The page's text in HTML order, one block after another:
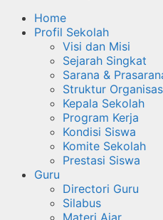
Home
Profil Sekolah
Visi dan Misi
Sejarah Singkat
Sarana &
Struktur
Kepala Sekolah
Program Kerja
Kondisi Siswa
Komite Sekolah
Prestasi Siswa
Guru
Directori Guru
Silabus
Materi Ajar